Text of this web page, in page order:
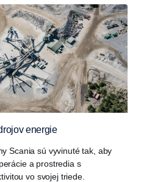
energie
Scania sú vyvinuté tak, aby
a prostredia s
vo svojej triede.